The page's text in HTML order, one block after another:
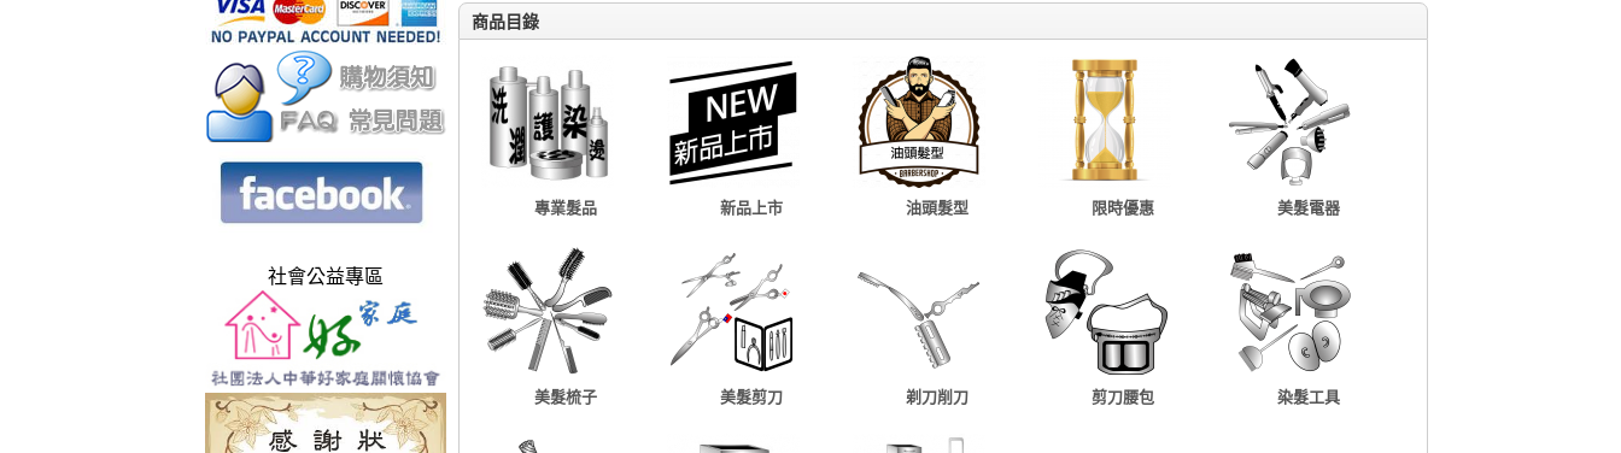
社會公益專區
商品目錄
專業髮品 新品上市 油頭髮型 限時優惠 美髮電器
美髮梳子 美髮剪刀 剃刀削刀 剪刀腰包 染髮工具